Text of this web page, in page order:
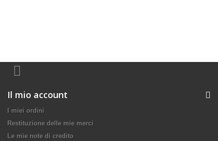
Il mio account
I miei ordini
Restituzione delle mie merci
Le mie note di credito